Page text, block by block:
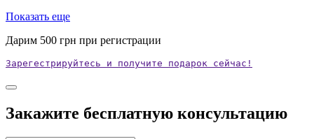
Показать еще
Дарим 500 грн при регистрации
Зарегестрируйтесь и получите подарок сейчас!
Закажите бесплатную консультацию